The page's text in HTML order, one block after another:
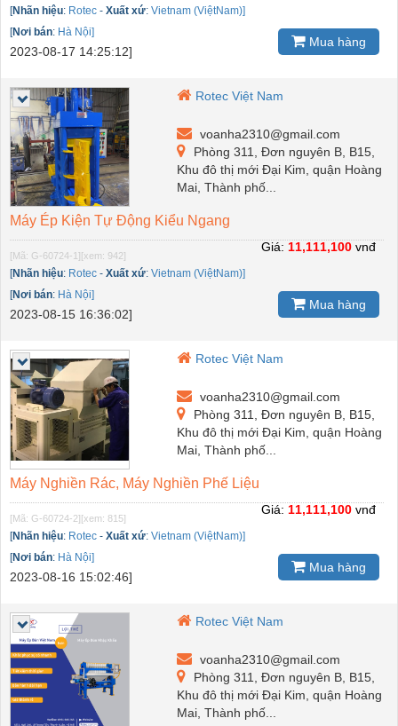
[Nhãn hiệu: Rotec - Xuất xứ: Vietnam (ViệtNam)]
[Nơi bán: Hà Nội]
2023-08-17 14:25:12]
Mua hàng
Rotec Việt Nam
voanha2310@gmail.com
Phòng 311, Đơn nguyên B, B15,
Khu đô thị mới Đại Kim, quận Hoàng
Mai, Thành phố...
Máy Ép Kiện Tự Động Kiểu Ngang
[Mã: G-60724-1] [xem: 942]
[Nhãn hiệu: Rotec - Xuất xứ: Vietnam (ViệtNam)]
[Nơi bán: Hà Nội]
2023-08-15 16:36:02]
Giá: 11,111,100 vnđ
Mua hàng
Rotec Việt Nam
voanha2310@gmail.com
Phòng 311, Đơn nguyên B, B15,
Khu đô thị mới Đại Kim, quận Hoàng
Mai, Thành phố...
Máy Nghiền Rác, Máy Nghiền Phế Liệu
[Mã: G-60724-2] [xem: 815]
[Nhãn hiệu: Rotec - Xuất xứ: Vietnam (ViệtNam)]
[Nơi bán: Hà Nội]
2023-08-16 15:02:46]
Giá: 11,111,100 vnđ
Mua hàng
Rotec Việt Nam
voanha2310@gmail.com
Phòng 311, Đơn nguyên B, B15,
Khu đô thị mới Đại Kim, quận Hoàng
Mai, Thành phố...